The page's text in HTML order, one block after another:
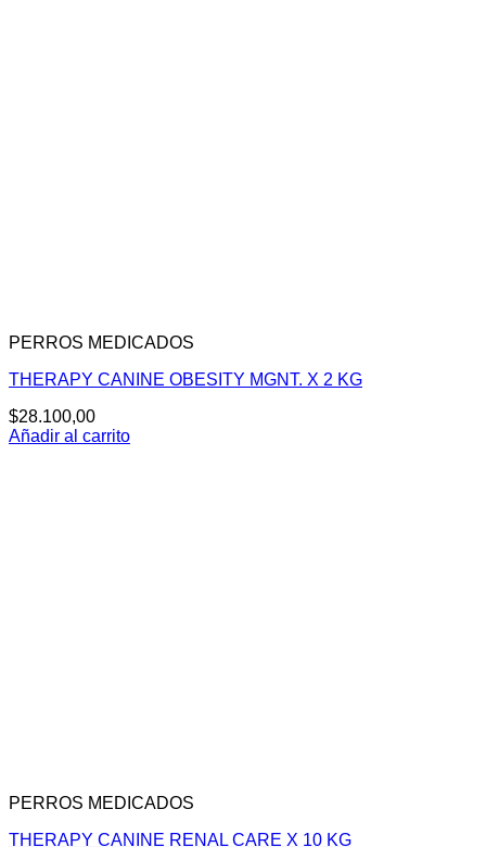
PERROS MEDICADOS
THERAPY CANINE OBESITY MGNT. X 2 KG
$28.100,00
Añadir al carrito
PERROS MEDICADOS
THERAPY CANINE RENAL CARE X 10 KG